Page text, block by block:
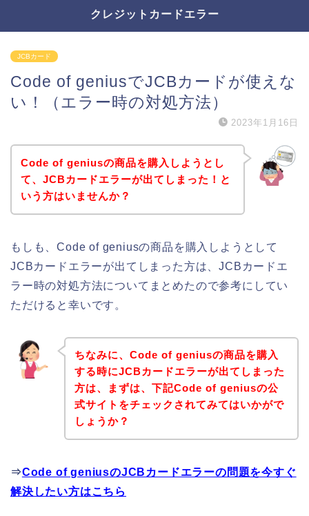
クレジットカードエラー
JCBカード
Code of geniusでJCBカードが使えな
い！（エラー時の対処方法）
2023年1月16日
Code of geniusの商品を購入しようとし
て、JCBカードエラーが出てしまった！と
いう方はいませんか？
もしも、Code of geniusの商品を購入しようとして
JCBカードエラーが出てしまった方は、JCBカードエ
ラー時の対処方法についてまとめたので参考にしてい
ただけると幸いです。
ちなみに、Code of geniusの商品を購入
する時にJCBカードエラーが出てしまった
方は、まずは、下記Code of geniusの公
式サイトをチェックされてみてはいかがで
しょうか？
⇒Code of geniusのJCBカードエラーの問題を今すぐ
解決したい方はこちら